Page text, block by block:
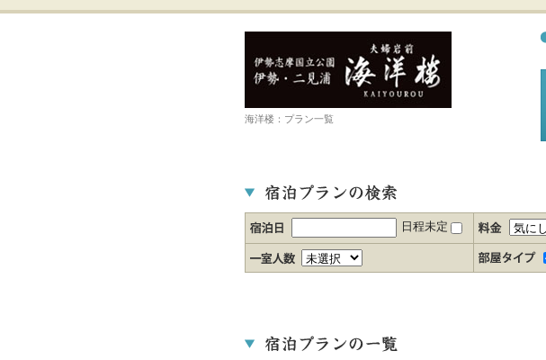
海洋楼：プラン一覧
日程未定